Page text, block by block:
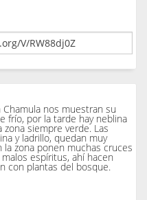
Chamula nos muestran su
frío, por la tarde hay neblina
siempre verde. Las
y ladrillo, quedan muy
zona ponen muchas cruces
espíritus, ahí hacen
con plantas del bosque.